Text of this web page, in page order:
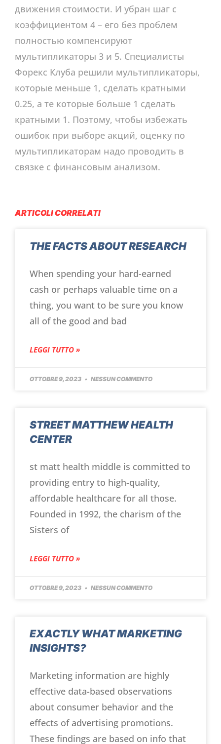
движения стоимости. И убран шаг с
коэффициентом 4 – его без проблем
полностью компенсируют
мультипликаторы 3 и 5. Специалисты
Форекс Клуба решили мультипликаторы,
которые меньше 1, сделать кратными
0.25, а те которые больше 1 сделать
кратными 1. Поэтому, чтобы избежать
ошибок при выборе акций, оценку по
мультипликаторам надо проводить в
связке с финансовым анализом.
ARTICOLI CORRELATI
THE FACTS ABOUT RESEARCH
When spending your hard-earned
cash or perhaps valuable time on a
thing, you want to be sure you know
all of the good and bad
LEGGI TUTTO »
OTTOBRE 9, 2023 NESSUN COMMENTO
STREET MATTHEW HEALTH
CENTER
st matt health middle is committed to
providing entry to high-quality,
affordable healthcare for all those.
Founded in 1992, the charism of the
Sisters of
LEGGI TUTTO »
OTTOBRE 9, 2023 NESSUN COMMENTO
EXACTLY WHAT MARKETING
INSIGHTS?
Marketing information are highly
effective data-based observations
about consumer behavior and the
effects of advertising promotions.
These findings are based on info that